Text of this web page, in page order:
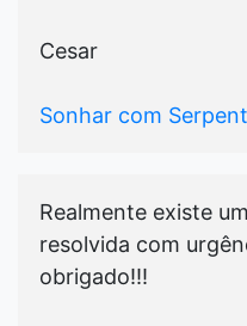
Cesar
Sonhar com
Realmente existe
resolvida com
obrigado!!!